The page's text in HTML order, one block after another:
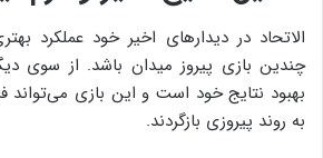
الاتحاد در دیدارهای اخیر خود عملکرد
چندین بازی پیروز میدان باشد. از سوی
بهبود نتایج خود است و این بازی می‌تواند
به روند پیروزی بازگردند.